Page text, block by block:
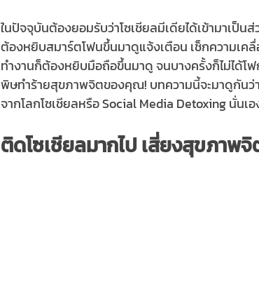
ในปัจจุบันต้องยอมรับว่าโซเชียลมีเดียได้เข้ามาเป็
ต้องหยิบสมาร์ตโฟนขึ้นมาดูแจ้งเตือน เช็กความเค
ทำงานก็ต้องหยิบมือถือขึ้นมาดู จนบางครั้งก็ไม่ได้โ
พิษทำร้ายสุขภาพจิตของคุณ! บทความนี้จะมาดูกันว่
จากโลกโซเชียลหรือ Social Media Detoxing นั่นเ
ติดโซเชียลมากไป เสี่ยงสุขภาพ